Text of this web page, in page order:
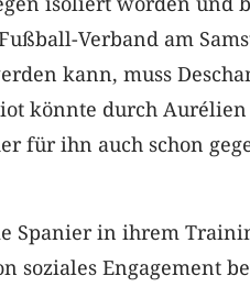
Verband am
kann, muss
könnte durch
für ihn auch schon
Spanier in ihrem
soziales Engagement